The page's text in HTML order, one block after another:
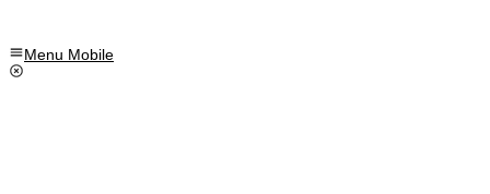
Menu Mobile